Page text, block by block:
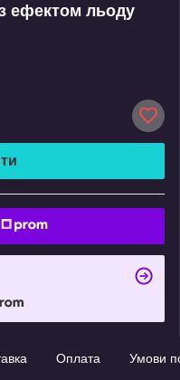
ефектом льоду
Оплата Умови